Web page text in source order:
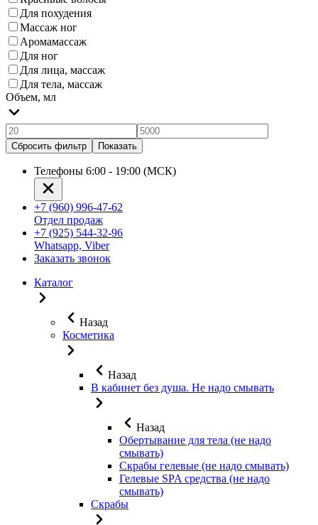
Для похудения
Массаж ног
Аромамассаж
Для ног
Для лица, массаж
Для тела, массаж
Объем, мл
Сбросить фильтр Показать
Телефоны 6:00 - 19:00 (МСК)
+7 (960) 996-47-62
Отдел продаж
+7 (925) 544-32-96
Whatsapp, Viber
Заказать звонок
Каталог
Назад
Косметика
Назад
В кабинет без душа. Не надо смывать
Назад
Обертывание для тела (не надо
смывать)
Скрабы гелевые (не надо смывать)
Гелевые SPA средства (не надо
смывать)
Скрабы